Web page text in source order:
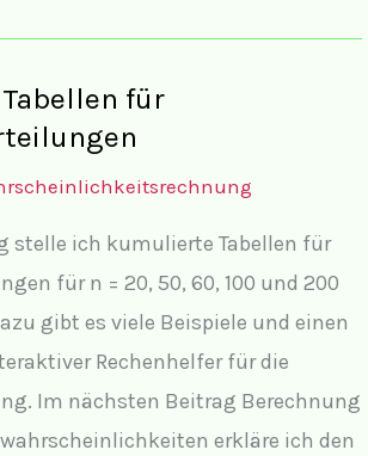
für
stelle ich kumulierte Tabellen für
für n = 20, 50, 60, 100 und 200
gibt es viele Beispiele und einen
Rechenhelfer für die
Im nächsten Beitrag Berechnung
erkläre ich den